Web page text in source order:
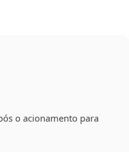
o acionamento para